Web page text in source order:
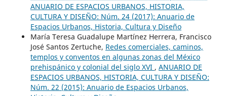
ANUARIO DE ESPACIOS URBANOS, HISTORIA,
CULTURA Y DISEÑO: Núm. 24 (2017): Anuario de
Espacios Urbanos, Historia, Cultura y Diseño
María Teresa Guadalupe Martínez Herrera, Francisco
José Santos Zertuche, Redes comerciales, caminos,
templos y conventos en algunas zonas del México
prehispánico y colonial del siglo XVI , ANUARIO DE
ESPACIOS URBANOS, HISTORIA, CULTURA Y DISEÑO:
Núm. 22 (2015): Anuario de Espacios Urbanos,